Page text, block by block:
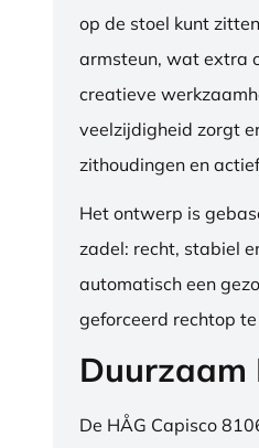
op de stoel kunt
armsteun, wat extra
creatieve
veelzijdigheid zorgt
zithoudingen en
Het ontwerp is
zadel: recht, stabiel
automatisch een
geforceerd rechtop
Duurzaam
De HÅG Capisco